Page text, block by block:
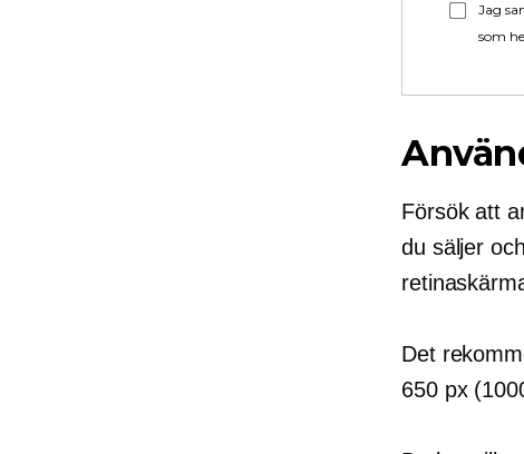
Jag
som
Försök att
du säljer
Det
650 px